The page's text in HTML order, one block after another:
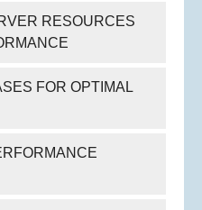
RESOURCES
FOR OPTIMAL